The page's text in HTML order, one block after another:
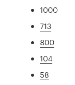
1000
713
800
104
58